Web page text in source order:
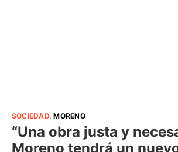
SOCIEDAD.MORENO
“Una obra justa y
Moreno tendrá un